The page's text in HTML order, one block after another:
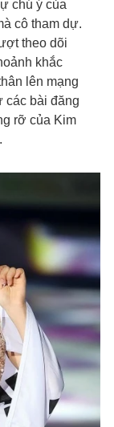
chú ý của
cô tham dự.
theo dõi
khắc
lên mạng
bài đăng
rỡ của Kim